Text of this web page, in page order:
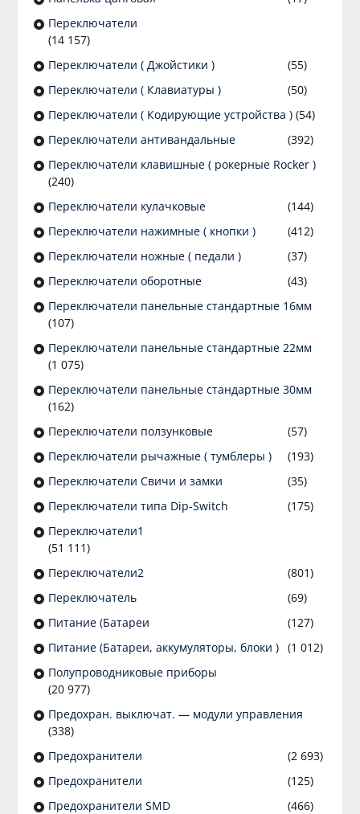
Переключатели
(14 157)
Переключатели ( Джойстики )
(55)
Переключатели ( Клавиатуры )
(50)
Переключатели ( Кодирующие устройства )(54)
Переключатели антивандальные
(392)
Переключатели клавишные ( рокерные Rocker )
(240)
Переключатели кулачковые
(144)
Переключатели нажимные ( кнопки )
(412)
Переключатели ножные ( педали )
(37)
Переключатели оборотные
(43)
Переключатели панельные стандартные 16мм
(107)
Переключатели панельные стандартные 22мм
(1 075)
Переключатели панельные стандартные 30мм
(162)
Переключатели ползунковые
(57)
Переключатели рычажные ( тумблеры )
(193)
Переключатели Свичи и замки
(35)
Переключатели типа Dip-Switch
(175)
Переключатели1
(51 111)
Переключатели2
(801)
Переключатель
(69)
Питание (Батареи
(127)
Питание (Батареи, аккумуляторы, блоки ) (1 012)
Полупроводниковые приборы
(20 977)
Предохран. выключат. — модули управления
(338)
Предохранители
(2 693)
Предохранители
(125)
Предохранители SMD
(466)